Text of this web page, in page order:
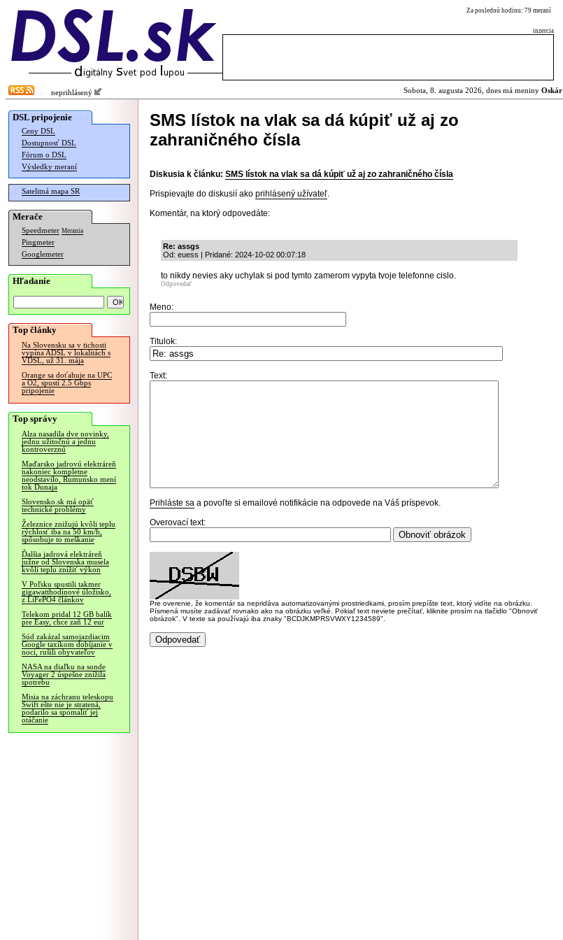
Za poslednú hodinu: 79 meraní
inzercia
neprihlásený Sobota, 8. augusta 2026, dnes má meniny Oskár
DSL pripojenie
Ceny DSL
Dostupnosť DSL
Fórum o DSL
Výsledky meraní
Satelitná mapa SR
Merače
Speedmeter Merania
Pingmeter
Googlemeter
Hľadanie
Top články
Na Slovensku sa v tichosti
vypína ADSL v lokalitách s
VDSL, už 31. mája
Orange sa doťahuje na UPC
a O2, spustí 2.5 Gbps
pripojenie
Top správy
Alza nasadila dve novinky,
jednu užitočnú a jednu
kontroverznú
Maďarsko jadrovú elektráreň
nakoniec kompletne
neodstavilo, Rumunsko mení
tok Dunaja
Slovensko.sk má opäť
technické problémy
Železnice znižujú kvôli teplu
rýchlosť iba na 50 km/h,
spôsobuje to meškanie
Ďalšia jadrová elektráreň
južne od Slovenska musela
kvôli teplu znížiť výkon
V Poľsku spustili takmer
gigawatthodinové úložisko,
z LiFePO4 článkov
Telekom pridal 12 GB balík
pre Easy, chce zaň 12 eur
Súd zakázal samojazdiacim
Google taxíkom dobíjanie v
noci, rušili obyvateľov
NASA na diaľku na sonde
Voyager 2 úspešne znížila
spotrebu
Misia na záchranu teleskopu
Swift ešte nie je stratená,
podarilo sa spomaliť jej
otáčanie
SMS lístok na vlak sa dá kúpiť už aj zo
zahraničného čísla
Diskusia k článku: SMS lístok na vlak sa dá kúpiť už aj zo zahraničného čísla
Prispievajte do diskusií ako prihlásený užívateľ.
Komentár, na ktorý odpovedáte:
Re: assgs
Od: euess | Pridané: 2024-10-02 00:07:18
to nikdy nevies aky uchylak si pod tymto zamerom vypyta tvoje telefonne cislo.
Odpovedať
Meno:
Titulok:
Text:
Prihláste sa a povoľte si emailové notifikácie na odpovede na Váš príspevok.
Overovací text:
Pre overenie, že komentár sa nepridáva automatizovanými prostriedkami, prosím prepíšte text, ktorý vidíte na obrázku.
Písmená musíte zadávať rovnako ako na obrázku veľké. Pokiaľ text neviete prečítať, kliknite prosím na tlačidlo "Obnoviť
obrázok". V texte sa používajú iba znaky "BCDJKMPRSVWXY1234589".